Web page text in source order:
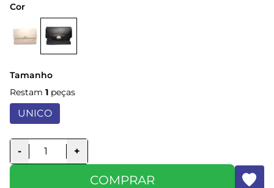
Cor
Tamanho
Restam 1 peças
UNICO
- +
COMPRAR